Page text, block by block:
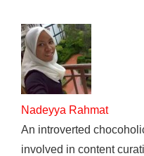
Nadeyya Rahmat
An introverted
involved in content